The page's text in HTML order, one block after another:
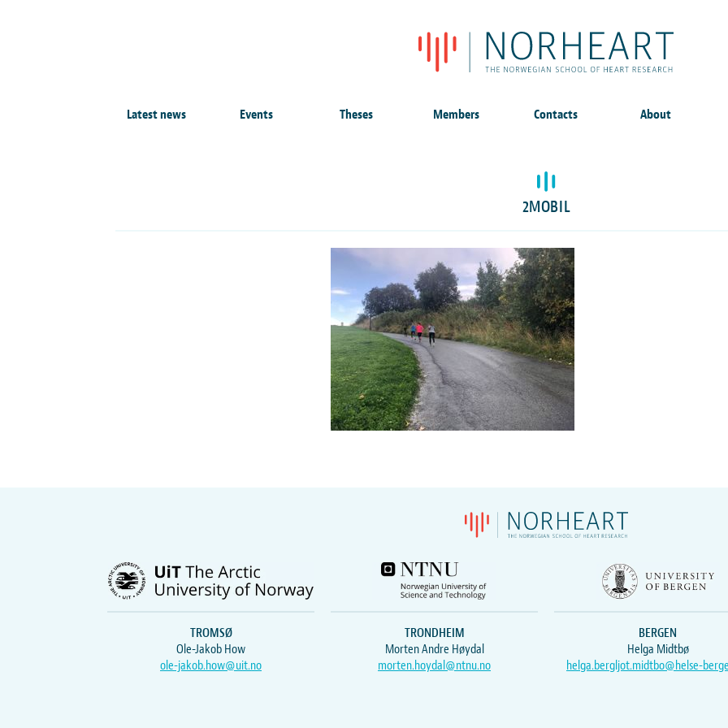
Latest news Events Theses Members Contacts About
2MOBIL
TROMSØ
Ole-Jakob How
ole-jakob.how@uit.no
TRONDHEIM
Morten Andre Høydal
morten.hoydal@ntnu.no
BERGEN
Helga Midtbø
helga.bergljot.midtbo@helse-